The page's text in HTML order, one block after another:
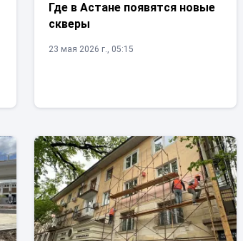
Где в Астане появятся новые
скверы
23 мая 2026 г., 05:15